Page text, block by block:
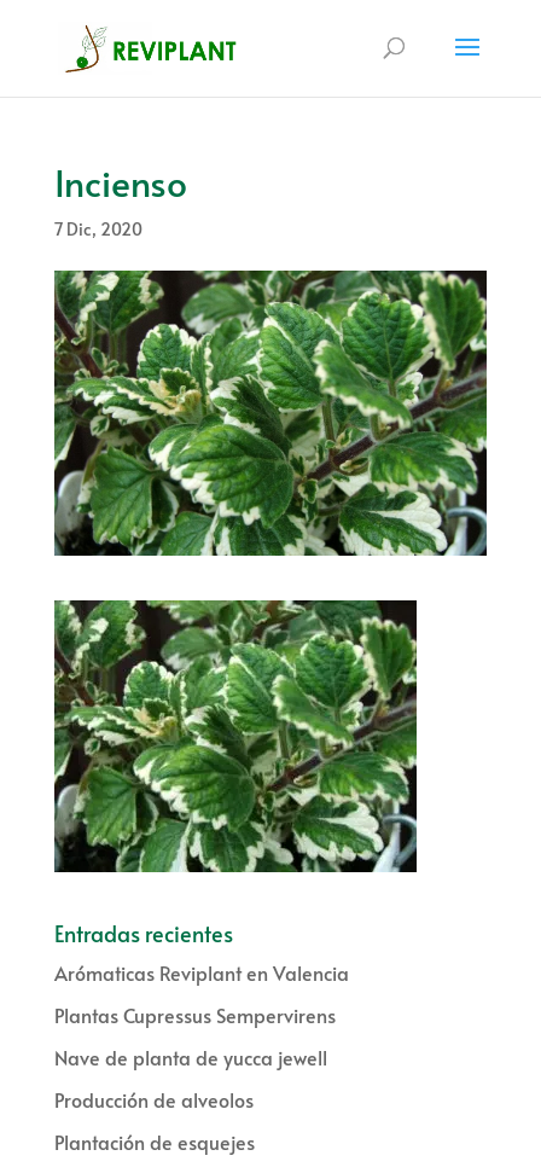
Incienso
7 Dic, 2020
Entradas recientes
Arómaticas Reviplant en Valencia
Plantas Cupressus Sempervirens
Nave de planta de yucca jewell
Producción de alveolos
Plantación de esquejes